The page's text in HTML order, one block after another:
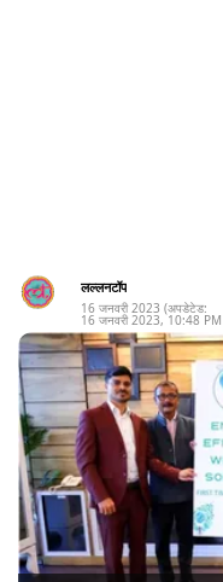
लल्लनटॉप
16 जनवरी 2023 (अपडेटेड:
16 जनवरी 2023, 10:48 PM